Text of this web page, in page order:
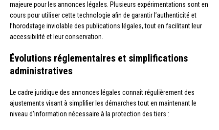
majeure pour les annonces légales. Plusieurs expérimentations sont en
cours pour utiliser cette technologie afin de garantir l’authenticité et
l’horodatage inviolable des publications légales, tout en facilitant leur
accessibilité et leur conservation.
Évolutions réglementaires et simplifications
administratives
Le cadre juridique des annonces légales connaît régulièrement des
ajustements visant à simplifier les démarches tout en maintenant le
niveau d’information nécessaire à la protection des tiers :